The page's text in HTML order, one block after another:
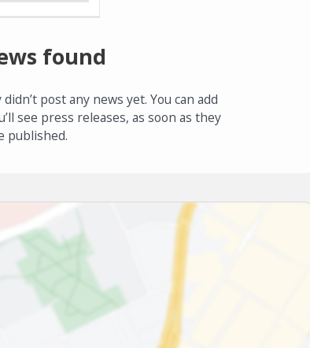
found
post any news yet. You can add
see press releases, as soon as they
published.